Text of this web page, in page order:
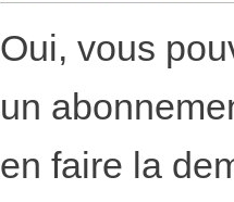
Oui, vous
un
en faire la